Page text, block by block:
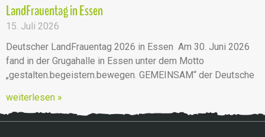
LandFrauentag in Essen
15. Juli 2026
Deutscher LandFrauentag 2026 in Essen Am 30. Juni 2026
fand in der Grugahalle in Essen unter dem Motto
„gestalten.begeistern.bewegen. GEMEINSAM“ der Deutsche
weiterlesen »